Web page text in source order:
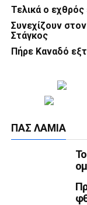
Τελικά ο εχθρός
Συνεχίζουν
Στάγκος
Πήρε Καναδό
ΠΑΣ ΛΑΜΊΑ